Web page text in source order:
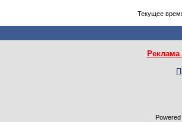
Текущее